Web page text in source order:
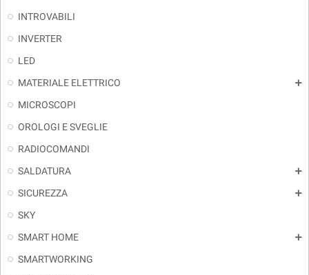
INTROVABILI
INVERTER
LED
MATERIALE ELETTRICO
add
MICROSCOPI
OROLOGI E SVEGLIE
RADIOCOMANDI
SALDATURA
add
SICUREZZA add
SKY
SMART HOME
add
SMARTWORKING